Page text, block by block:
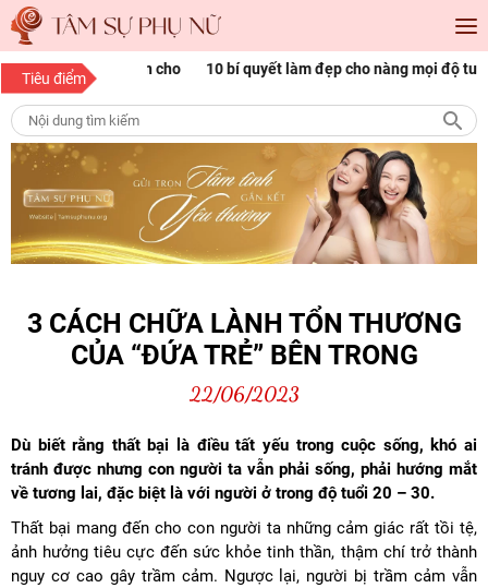
Tiêu điểm
Sài Gòn cho
10 bí quyết làm đẹp cho nàng mọi độ tuổi
3 CÁCH CHỮA LÀNH TỔN THƯƠNG
CỦA “ĐỨA TRẺ” BÊN TRONG
22/06/2023
Dù biết rằng thất bại là điều tất yếu trong cuộc sống, khó ai
tránh được nhưng con người ta vẫn phải sống, phải hướng mắt
về tương lai, đặc biệt là với người ở trong độ tuổi 20 – 30.
Thất bại mang đến cho con người ta những cảm giác rất tồi tệ,
ảnh hưởng tiêu cực đến sức khỏe tinh thần, thậm chí trở thành
nguy cơ cao gây trầm cảm. Ngược lại, người bị trầm cảm vẫn